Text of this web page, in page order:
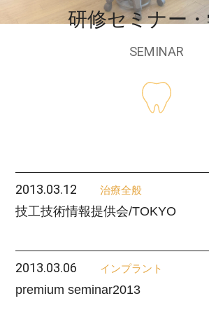
研修セミナー
SEMINAR
2013.03.12 治療全般
技工技術情報提供会/TOKYO
2013.03.06 インプラント
premium seminar2013